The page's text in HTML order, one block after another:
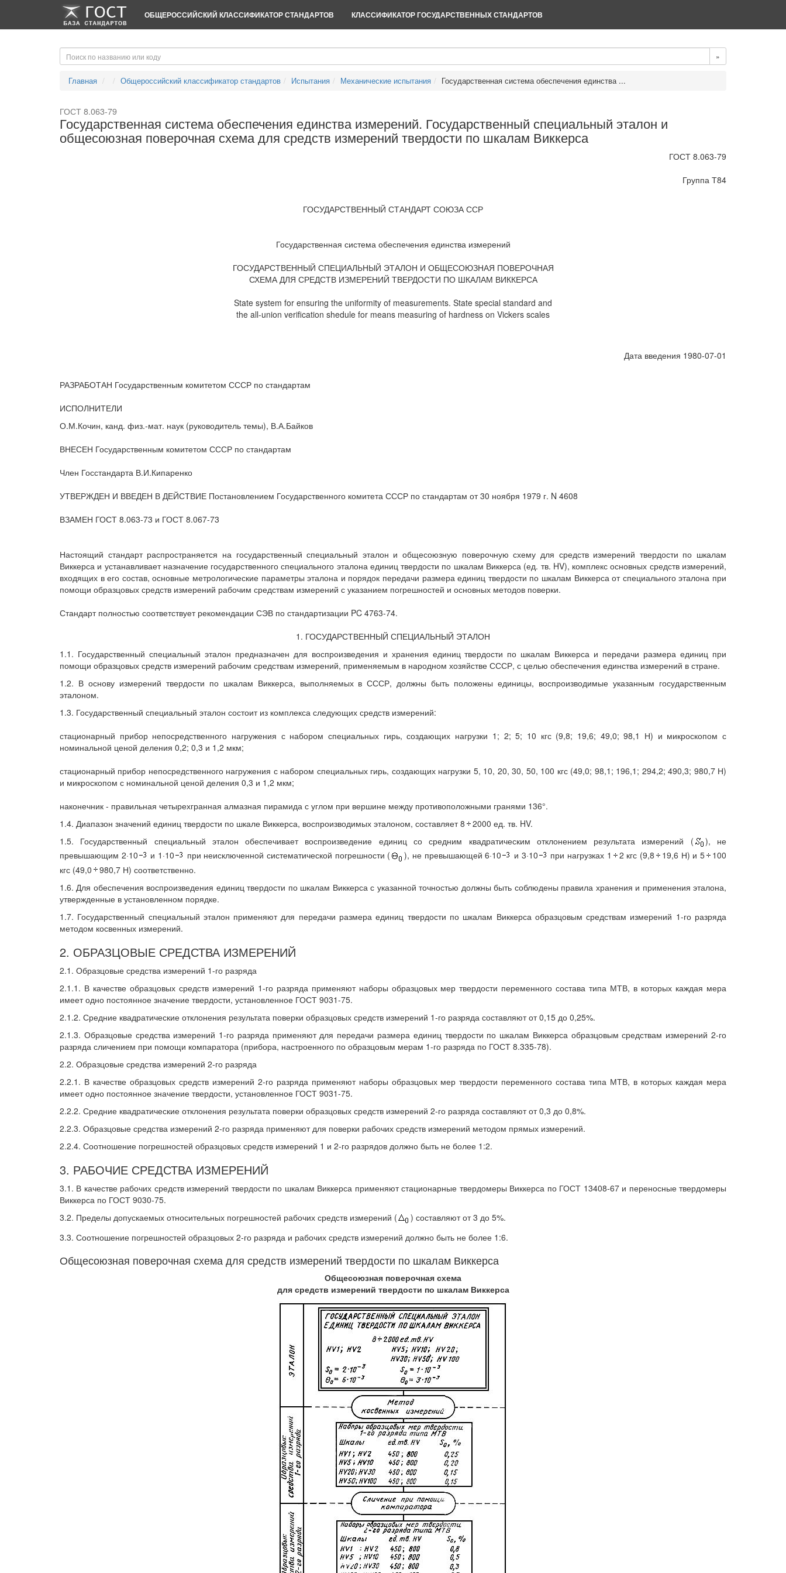
ОБЩЕРОССИЙСКИЙ КЛАССИФИКАТОР СТАНДАРТОВ КЛАССИФИКАТОР ГОСУДАРСТВЕННЫХ СТАНДАРТОВ
»
Главная Общероссийский классификатор стандартов Испытания Механические испытания Государственная система обеспечения единства ...
ГОСТ 8.063-79
Государственная система обеспечения единства измерений. Государственный специальный эталон и
общесоюзная поверочная схема для средств измерений твердости по шкалам Виккерса
ГОСТ 8.063-79
Группа Т84
ГОСУДАРСТВЕННЫЙ СТАНДАРТ СОЮЗА ССР
Государственная система обеспечения единства измерений
ГОСУДАРСТВЕННЫЙ СПЕЦИАЛЬНЫЙ ЭТАЛОН И ОБЩЕСОЮЗНАЯ ПОВЕРОЧНАЯ
СХЕМА ДЛЯ СРЕДСТВ ИЗМЕРЕНИЙ ТВЕРДОСТИ ПО ШКАЛАМ ВИККЕРСА
State system for ensuring the uniformity of measurements. State special standard and
the all-union verification shedule for means measuring of hardness on Vickers scales
Дата введения 1980-07-01
РАЗРАБОТАН Государственным комитетом СССР по стандартам
ИСПОЛНИТЕЛИ
О.М.Кочин, канд. физ.-мат. наук (руководитель темы), В.А.Байков
ВНЕСЕН Государственным комитетом СССР по стандартам
Член Госстандарта В.И.Кипаренко
УТВЕРЖДЕН И ВВЕДЕН В ДЕЙСТВИЕ Постановлением Государственного комитета СССР по стандартам от 30 ноября 1979 г. N 4608
ВЗАМЕН ГОСТ 8.063-73 и ГОСТ 8.067-73
Настоящий стандарт распространяется на государственный специальный эталон и общесоюзную поверочную схему для средств измерений твердости по шкалам
Виккерса и устанавливает назначение государственного специального эталона единиц твердости по шкалам Виккерса (ед. тв. HV), комплекс основных средств измерений,
входящих в его состав, основные метрологические параметры эталона и порядок передачи размера единиц твердости по шкалам Виккерса от специального эталона при
помощи образцовых средств измерений рабочим средствам измерений с указанием погрешностей и основных методов поверки.
Стандарт полностью соответствует рекомендации СЭВ по стандартизации PC 4763-74.
1. ГОСУДАРСТВЕННЫЙ СПЕЦИАЛЬНЫЙ ЭТАЛОН
1.1. Государственный специальный эталон предназначен для воспроизведения и хранения единиц твердости по шкалам Виккерса и передачи размера единиц при
помощи образцовых средств измерений рабочим средствам измерений, применяемым в народном хозяйстве СССР, с целью обеспечения единства измерений в стране.
1.2. В основу измерений твердости по шкалам Виккерса, выполняемых в СССР, должны быть положены единицы, воспроизводимые указанным государственным
эталоном.
1.3. Государственный специальный эталон состоит из комплекса следующих средств измерений:
стационарный прибор непосредственного нагружения с набором специальных гирь, создающих нагрузки 1; 2; 5; 10 кгс (9,8; 19,6; 49,0; 98,1 Н) и микроскопом с
номинальной ценой деления 0,2; 0,3 и 1,2 мкм;
стационарный прибор непосредственного нагружения с набором специальных гирь, создающих нагрузки 5, 10, 20, 30, 50, 100 кгс (49,0; 98,1; 196,1; 294,2; 490,3; 980,7 Н)
и микроскопом с номинальной ценой деления 0,3 и 1,2 мкм;
наконечник - правильная четырехгранная алмазная пирамида с углом при вершине между противоположными гранями 136°.
1.4. Диапазон значений единиц твердости по шкале Виккерса, воспроизводимых эталоном, составляет 8
2000 ед. тв. HV.
1.5. Государственный специальный эталон обеспечивает воспроизведение единиц со средним квадратическим отклонением результата измерений (
), не
превышающим 2·10
и 1·10 при неисключенной систематической погрешности ( ), не превышающей 6·10 и 3·10 при нагрузках 1 2 кгс (9,8 19,6 Н) и 5
100
кгс (49,0
980,7 Н) соответственно.
1.6. Для обеспечения воспроизведения единиц твердости по шкалам Виккерса с указанной точностью должны быть соблюдены правила хранения и применения эталона,
утвержденные в установленном порядке.
1.7. Государственный специальный эталон применяют для передачи размера единиц твердости по шкалам Виккерса образцовым средствам измерений 1-го разряда
методом косвенных измерений.
2. ОБРАЗЦОВЫЕ СРЕДСТВА ИЗМЕРЕНИЙ
2.1. Образцовые средства измерений 1-го разряда
2.1.1. В качестве образцовых средств измерений 1-го разряда применяют наборы образцовых мер твердости переменного состава типа МТВ, в которых каждая мера
имеет одно постоянное значение твердости, установленное ГОСТ 9031-75.
2.1.2. Средние квадратические отклонения результата поверки образцовых средств измерений 1-го разряда составляют от 0,15 до 0,25%.
2.1.3. Образцовые средства измерений 1-го разряда применяют для передачи размера единиц твердости по шкалам Виккерса образцовым средствам измерений 2-го
разряда сличением при помощи компаратора (прибора, настроенного по образцовым мерам 1-го разряда по ГОСТ 8.335-78).
2.2. Образцовые средства измерений 2-го разряда
2.2.1. В качестве образцовых средств измерений 2-го разряда применяют наборы образцовых мер твердости переменного состава типа МТВ, в которых каждая мера
имеет одно постоянное значение твердости, установленное ГОСТ 9031-75.
2.2.2. Средние квадратические отклонения результата поверки образцовых средств измерений 2-го разряда составляют от 0,3 до 0,8%.
2.2.3. Образцовые средства измерений 2-го разряда применяют для поверки рабочих средств измерений методом прямых измерений.
2.2.4. Соотношение погрешностей образцовых средств измерений 1 и 2-го разрядов должно быть не более 1:2.
3. РАБОЧИЕ СРЕДСТВА ИЗМЕРЕНИЙ
3.1. В качестве рабочих средств измерений твердости по шкалам Виккерса применяют стационарные твердомеры Виккерса по ГОСТ 13408-67 и переносные твердомеры
Виккерса по ГОСТ 9030-75.
3.2. Пределы допускаемых относительных погрешностей рабочих средств измерений (
) составляют от 3 до 5%.
3.3. Соотношение погрешностей образцовых 2-го разряда и рабочих средств измерений должно быть не более 1:6.
Общесоюзная поверочная схема для средств измерений твердости по шкалам Виккерса
Общесоюзная поверочная схема
для средств измерений твердости по шкалам Виккерса